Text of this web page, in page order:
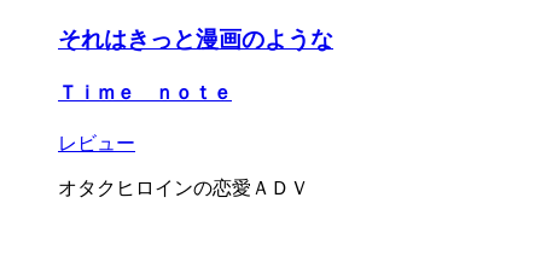
それはきっと漫画のような
Ｔｉｍｅ ｎｏｔｅ
レビュー
オタクヒロインの恋愛ＡＤＶ